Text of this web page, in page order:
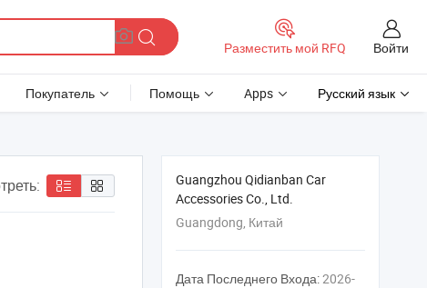
Разместить мой RFQ Войти
Покупатель Помощь Apps Русский язык
Guangzhou Qidianban Car
Accessories Co., Ltd.
Guangdong, Китай
Дата Последнего Входа:2026-